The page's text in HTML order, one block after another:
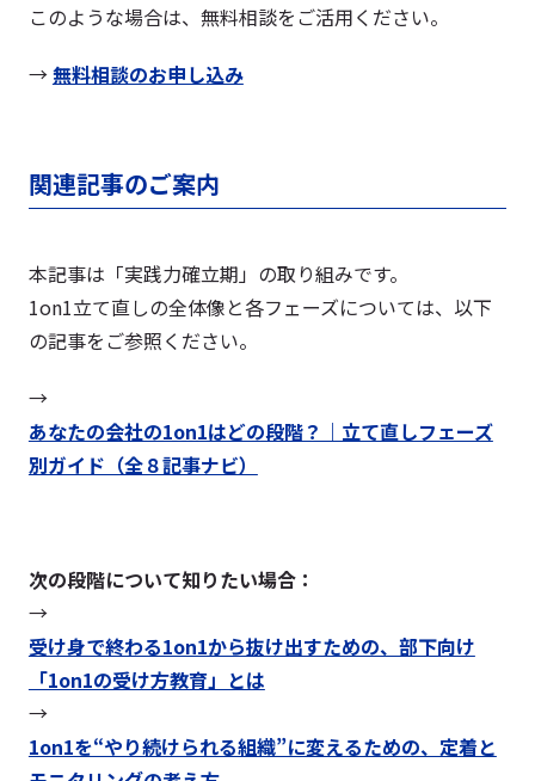
このような場合は、無料相談をご活用ください。
→無料相談のお申し込み
関連記事のご案内
本記事は「実践力確立期」の取り組みです。
1on1立て直しの全体像と各フェーズについては、以下
の記事をご参照ください。
→
あなたの会社の1on1はどの段階？｜立て直しフェーズ
別ガイド（全８記事ナビ）
次の段階について知りたい場合：
→
受け身で終わる1on1から抜け出すための、部下向け
「1on1の受け方教育」とは
→
1on1を“やり続けられる組織”に変えるための、定着と